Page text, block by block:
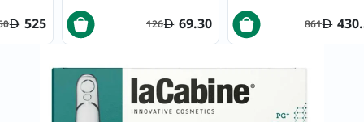
العظام
والذاكرة
صحة
525 69.30
126 861